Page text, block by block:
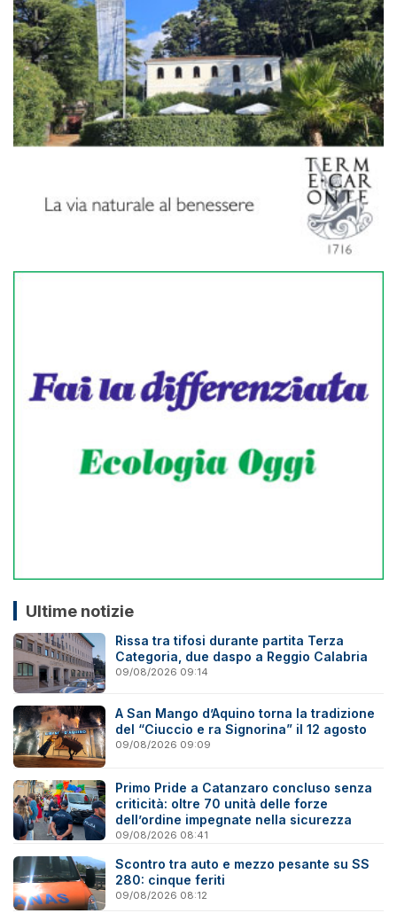
Ultime notizie
Rissa tra tifosi durante partita Terza
Categoria, due daspo a Reggio Calabria
09/08/2026 09:14
A San Mango d’Aquino torna la tradizione
del “Ciuccio e ra Signorina” il 12 agosto
09/08/2026 09:09
Primo Pride a Catanzaro concluso senza
criticità: oltre 70 unità delle forze
dell’ordine impegnate nella sicurezza
09/08/2026 08:41
Scontro tra auto e mezzo pesante su SS
280: cinque feriti
09/08/2026 08:12